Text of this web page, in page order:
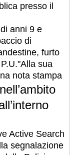
presso il
anni 9 e
di
furto
"Alla sua
nota stampa
nell’ambito
Active Search
segnalazione